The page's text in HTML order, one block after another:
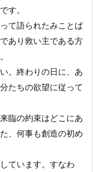
す。
て語られたみことば
あり救い主である方
。終わりの日に、あ
たちの欲望に従って
臨の約束はどこにあ
、何事も創造の初め
ています。すなわ